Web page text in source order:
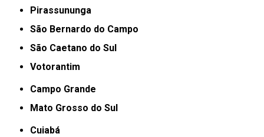
Pirassununga
São Bernardo do Campo
São Caetano do Sul
Votorantim
Campo Grande
Mato Grosso do Sul
Cuiabá